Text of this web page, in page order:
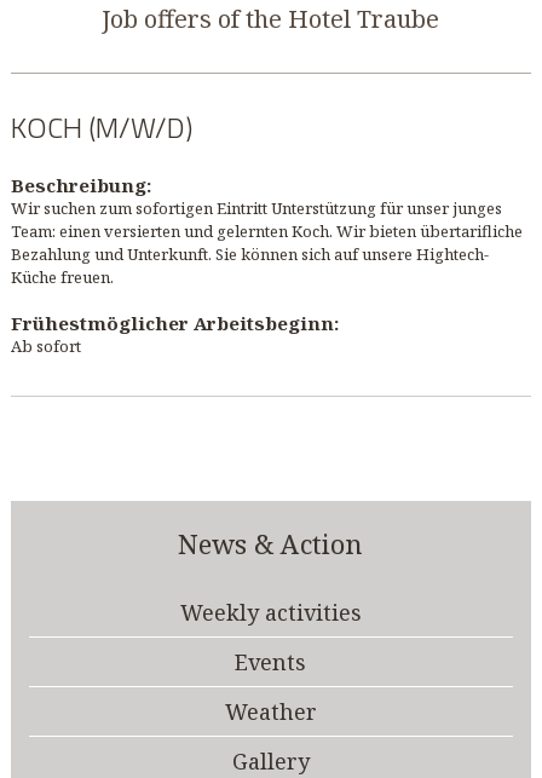
Job offers of the Hotel Traube
KOCH (M/W/D)
Beschreibung:
Wir suchen zum sofortigen Eintritt Unterstützung für unser junges
Team: einen versierten und gelernten Koch. Wir bieten übertarifliche
Bezahlung und Unterkunft. Sie können sich auf unsere Hightech-
Küche freuen.
Frühestmöglicher Arbeitsbeginn:
Ab sofort
News & Action
Weekly activities
Events
Weather
Gallery